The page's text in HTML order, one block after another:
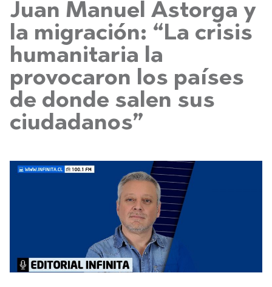
Juan Manuel Astorga y
la migración: “La crisis
humanitaria la
provocaron los países
de donde salen sus
ciudadanos”